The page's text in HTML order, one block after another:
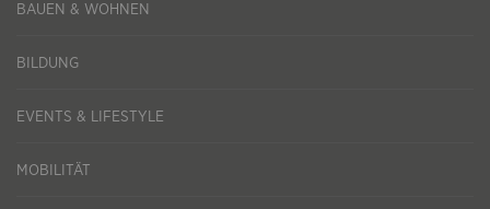
BAUEN & WOHNEN
BILDUNG
EVENTS & LIFESTYLE
MOBILITÄT